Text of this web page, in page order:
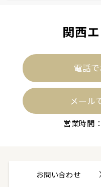
関西
電話
メール
営業時間
お問い合わせ